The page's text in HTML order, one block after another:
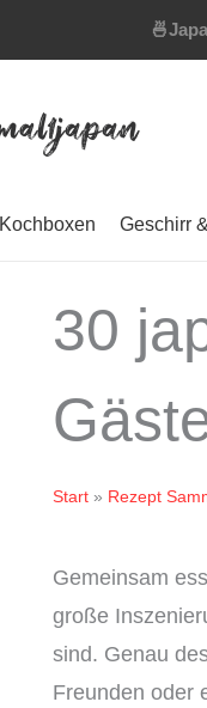
🍜
Kochboxen Geschirr
30
Start Rezept
Gemeinsam
große
sind. Genau
Freunden oder